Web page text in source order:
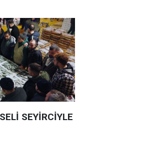
SEYİRCİYLE